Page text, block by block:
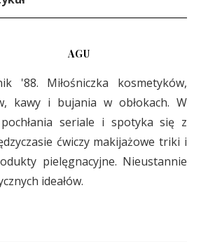
AGU
'88. Miłośniczka kosmetyków,
kawy i bujania w obłokach. W
seriale i spotyka się z
ćwiczy makijażowe triki i
pielęgnacyjne. Nieustannie
ideałów.